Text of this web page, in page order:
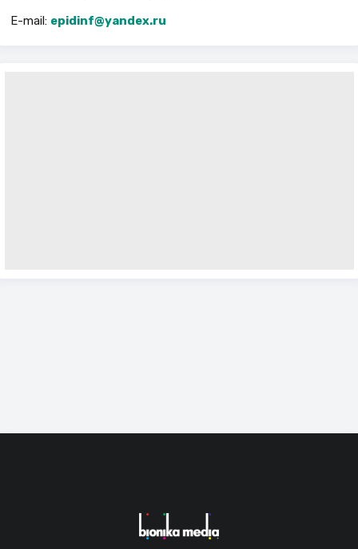
E-mail: epidinf@yandex.ru